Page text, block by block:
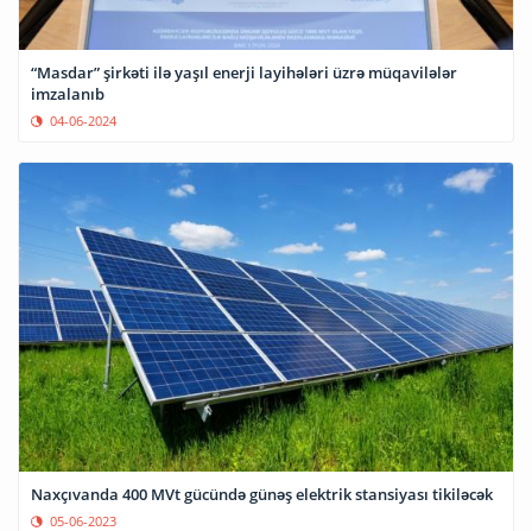
“Masdar” şirkəti ilə yaşıl enerji layihələri üzrə müqavilələr
imzalanıb
04-06-2024
Naxçıvanda 400 MVt gücündə günəş elektrik stansiyası tikiləcək
05-06-2023